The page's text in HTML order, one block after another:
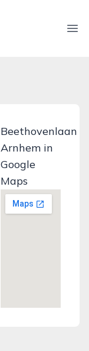
Beethovenlaan
Arnhem in
Google
Maps